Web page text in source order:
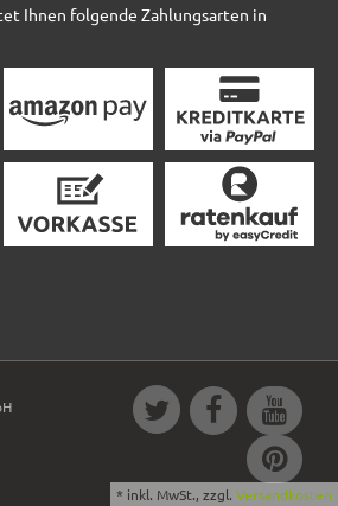
229,50 € *
* inkl. MwSt., zzgl. Versandkosten
Ihnen folgende Zahlungsarten in